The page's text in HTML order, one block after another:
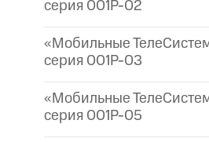
серия 001P-02
«Мобильные
серия 001P-03
«Мобильные
серия 001P-05